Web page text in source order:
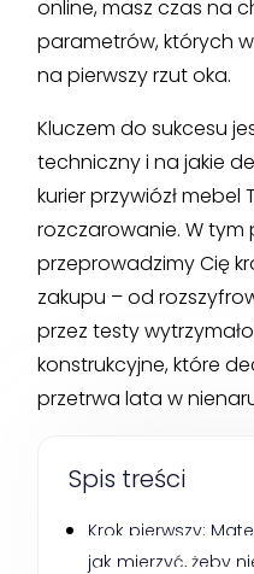
online, masz czas na
parametrów, których
na pierwszy rzut oka.
Kluczem do sukcesu
techniczny i na jakie
kurier przywiózł mebel
rozczarowanie. W tym
przeprowadzimy Cię
zakupu – od
przez testy
konstrukcyjne, które
przetrwa lata w
Spis treści
Krok pierwszy:
jak mierzyć, żeby